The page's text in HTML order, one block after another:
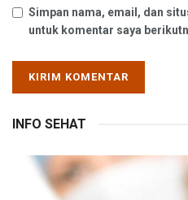
Simpan nama, email, dan
untuk komentar saya
INFO SEHAT